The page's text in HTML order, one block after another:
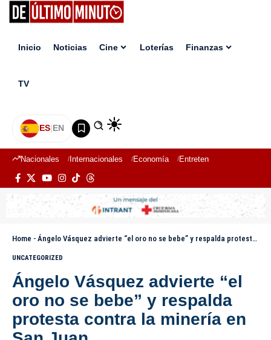
Inicio Noticias Cine Loterías Finanzas
TV
ES|EN
Nacionales Internacionales Economía Entretenimiento
Home - Ángelo Vásquez advierte “el oro no se bebe” y respalda protesta contra la minería en San Juan
UNCATEGORIZED
Ángelo Vásquez advierte “el
oro no se bebe” y respalda
protesta contra la minería en